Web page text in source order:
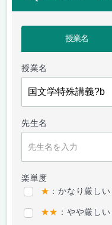
授業名
授業名
先生名
楽単度
★ ：かなり厳しい
★★ ：やや厳しい